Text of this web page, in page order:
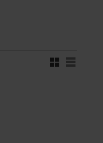
Rutnätsvy
Listvy